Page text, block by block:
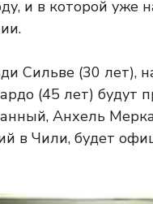
и в которой уже
Сильве (30 лет),
(45 лет) будут
Анхель
в Чили, будет